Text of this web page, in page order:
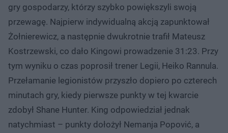
gry gospodarzy, którzy szybko powiększyli swoją
przewagę. Najpierw indywidualną akcją zapunktował
Żołnierewicz, a następnie dwukrotnie trafił Mateusz
Kostrzewski, co dało Kingowi prowadzenie 31:23. Przy
tym wyniku o czas poprosił trener Legii, Heiko Rannula.
Przełamanie legionistów przyszło dopiero po czterech
minutach gry, kiedy pierwsze punkty w tej kwarcie
zdobył Shane Hunter. King odpowiedział jednak
natychmiast – punkty dołożył Nemanja Popović, a